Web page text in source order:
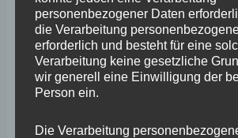
eine innovative Lösung präsentiert:
Nummernschilder von Auto-Posern
ja auch Zulassungsbehörde ist,
Wefelscheid. „Ob ein ähnliches
dass so mit geringem Aufwand eine
personenbezogener Daten
die Verarbeitung
erforderlich und besteht für eine
Verarbeitung keine gesetzliche
wir generell eine Einwilligung der
Person ein.
Die Verarbeitung